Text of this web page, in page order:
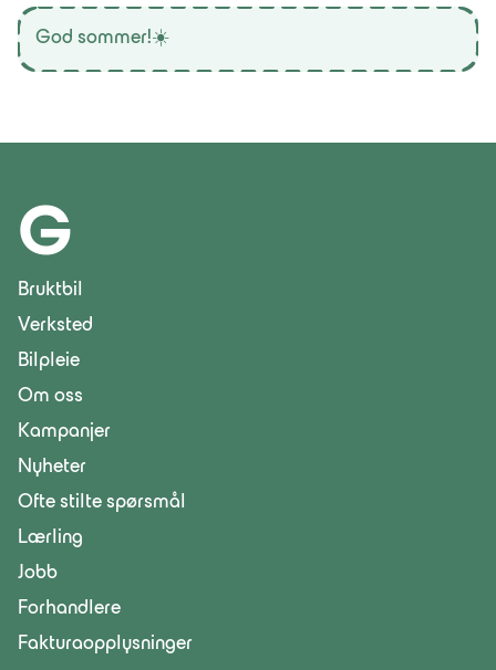
God sommer!☀️
G
Bruktbil
Verksted
Bilpleie
Om oss
Kampanjer
Nyheter
Ofte stilte spørsmål
Lærling
Jobb
Forhandlere
Fakturaopplysninger